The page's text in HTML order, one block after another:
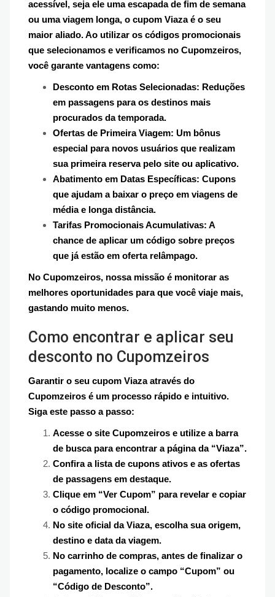
acessível, seja ele uma escapada de fim de semana
ou uma viagem longa, o cupom Viaza é o seu
maior aliado. Ao utilizar os códigos promocionais
que selecionamos e verificamos no Cupomzeiros,
você garante vantagens como:
Desconto em Rotas Selecionadas: Reduções
em passagens para os destinos mais
procurados da temporada.
Ofertas de Primeira Viagem: Um bônus
especial para novos usuários que realizam
sua primeira reserva pelo site ou aplicativo.
Abatimento em Datas Específicas: Cupons
que ajudam a baixar o preço em viagens de
média e longa distância.
Tarifas Promocionais Acumulativas: A
chance de aplicar um código sobre preços
que já estão em oferta relâmpago.
No Cupomzeiros, nossa missão é monitorar as
melhores oportunidades para que você viaje mais,
gastando muito menos.
Como encontrar e aplicar seu
desconto no Cupomzeiros
Garantir o seu cupom Viaza através do
Cupomzeiros é um processo rápido e intuitivo.
Siga este passo a passo:
Acesse o site Cupomzeiros e utilize a barra
de busca para encontrar a página da “Viaza”.
Confira a lista de cupons ativos e as ofertas
de passagens em destaque.
Clique em “Ver Cupom” para revelar e copiar
o código promocional.
No site oficial da Viaza, escolha sua origem,
destino e data da viagem.
No carrinho de compras, antes de finalizar o
pagamento, localize o campo “Cupom” ou
“Código de Desconto”.